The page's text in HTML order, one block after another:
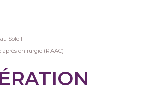
Soleil
chirurgie (RAAC)